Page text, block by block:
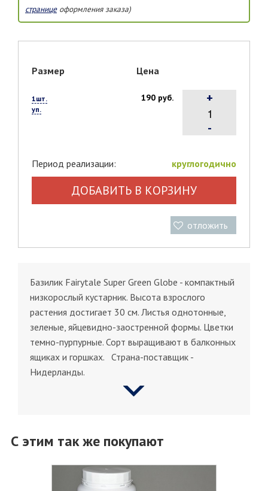
страницеоформления заказа)
Размер Цена
1шт.
уп.
190 руб.
-
+
Период реализации: круглогодично
ДОБАВИТЬ В КОРЗИНУ
отложить
Базилик Fairytale Super Green Globe - компактный
низкорослый кустарник. Высота взрослого
растения достигает 30 см. Листья однотонные,
зеленые, яйцевидно-заостренной формы. Цветки
темно-пурпурные. Сорт выращивают в балконных
ящиках и горшках. Страна-поставщик -
Нидерланды.
С этим так же покупают